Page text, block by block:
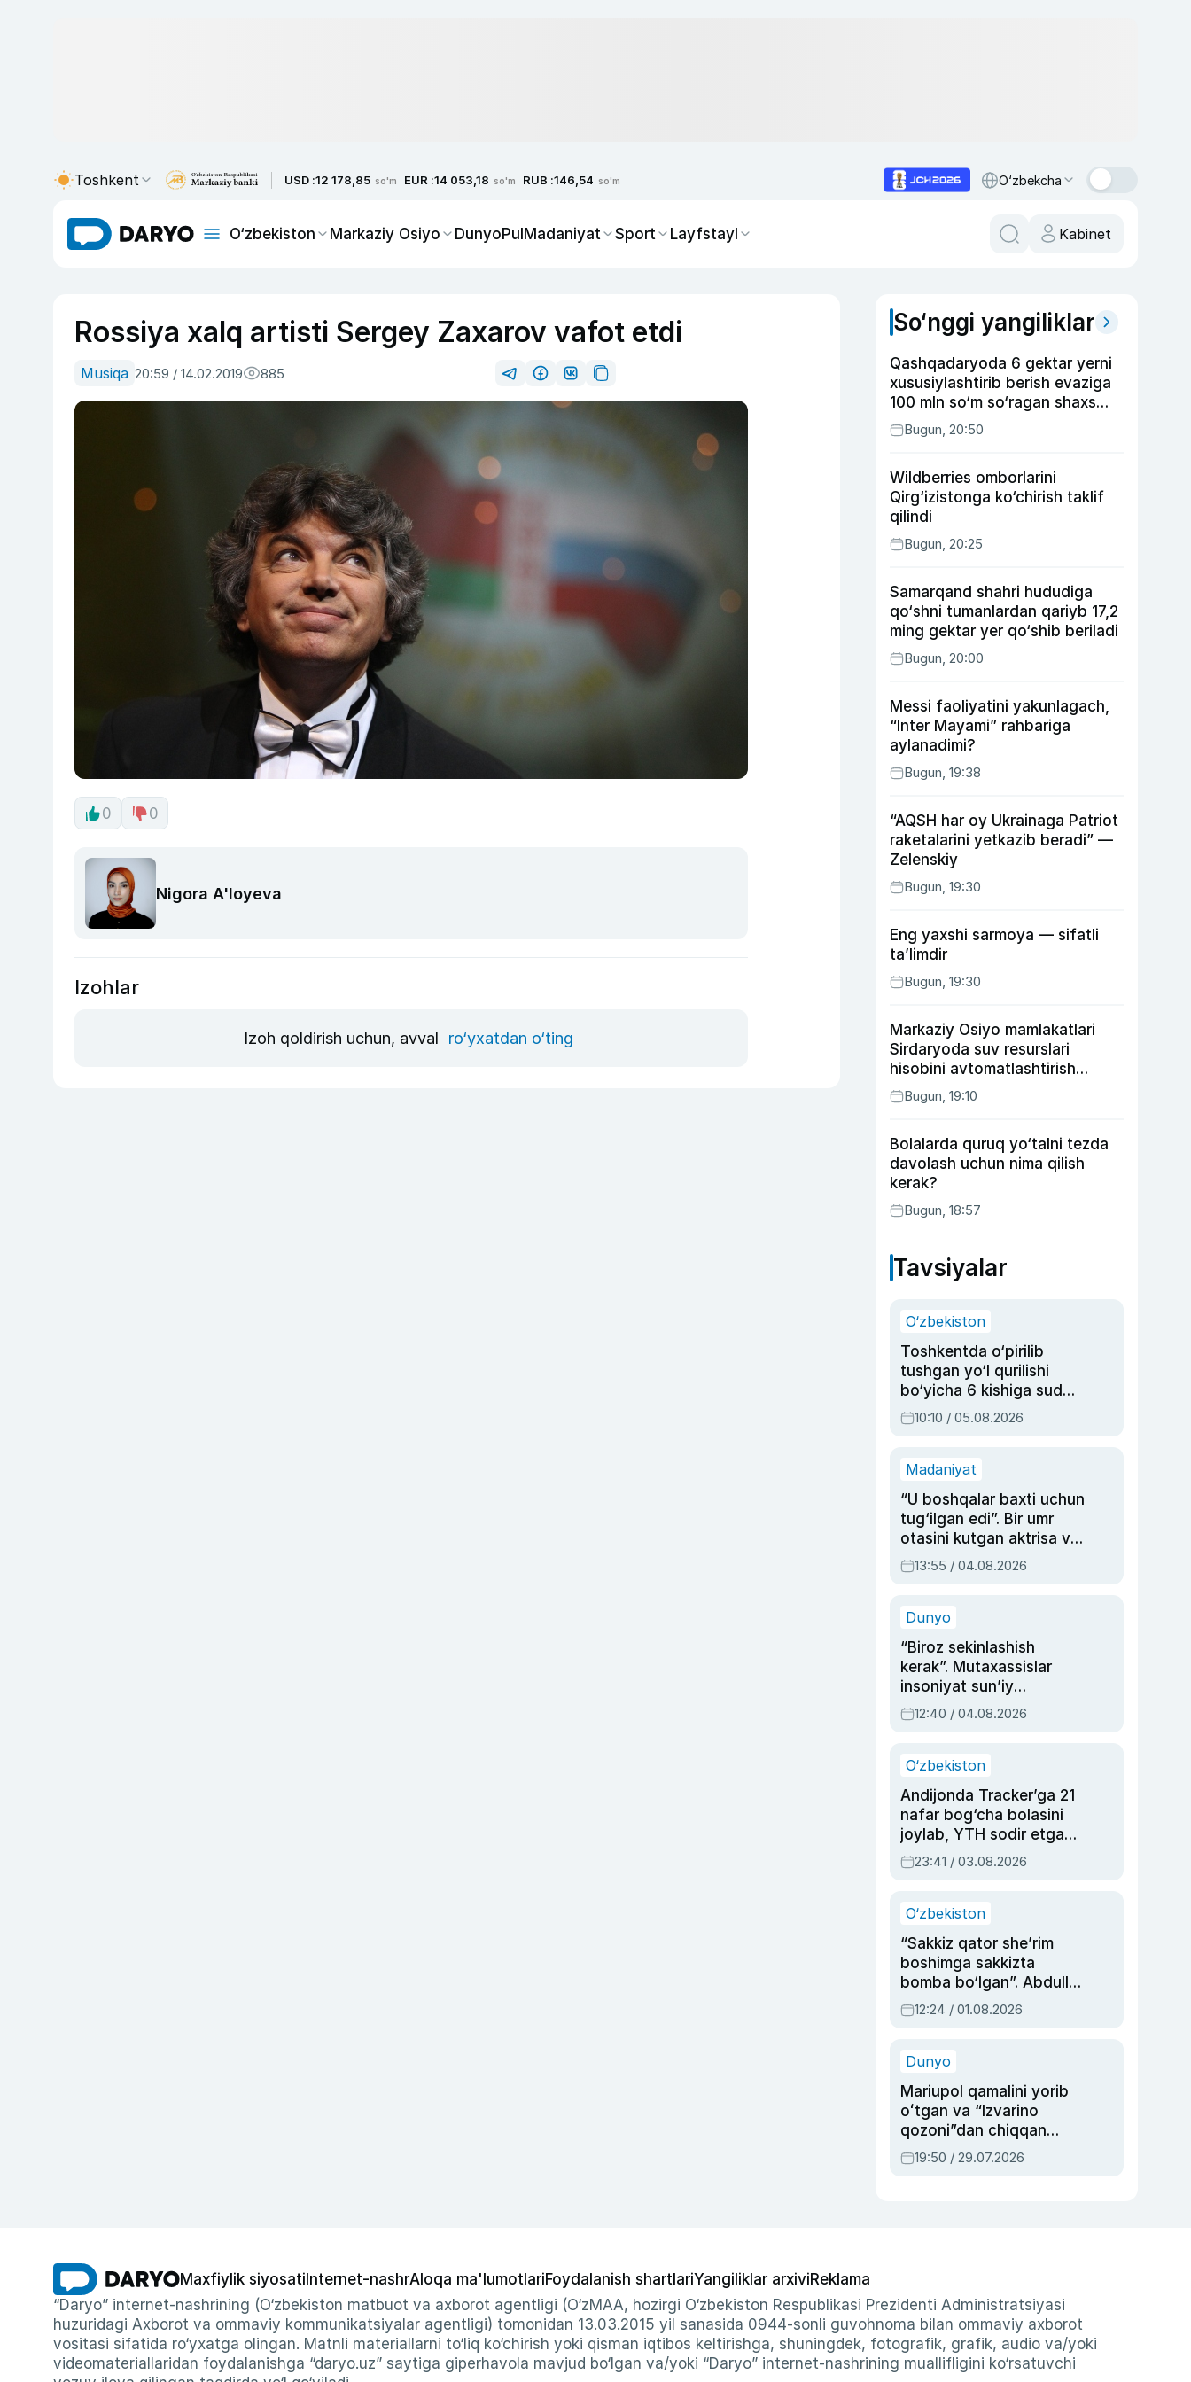
Toshkent USD :12 178,85 so'm EUR :14 053,18 so'm RUB :146,54 so'm O‘zbekcha
O‘zbekiston Markaziy Osiyo DunyoPulMadaniyat Sport Layfstayl Kabinet
Rossiya xalq artisti Sergey Zaxarov vafot etdi
Musiqa 20:59 / 14.02.2019 885
0 0
Nigora A'loyeva
Izohlar
Izoh qoldirish uchun, avval ro‘yxatdan o‘ting
So‘nggi yangiliklar
Qashqadaryoda 6 gektar yerni
xususiylashtirib berish evaziga
100 mln so‘m so‘ragan shaxs
ushlandi
Bugun, 20:50
Wildberries omborlarini
Qirg‘izistonga ko‘chirish taklif
qilindi
Bugun, 20:25
Samarqand shahri hududiga
qo‘shni tumanlardan qariyb 17,2
ming gektar yer qo‘shib beriladi
Bugun, 20:00
Messi faoliyatini yakunlagach,
“Inter Mayami” rahbariga
aylanadimi?
Bugun, 19:38
“AQSH har oy Ukrainaga Patriot
raketalarini yetkazib beradi” —
Zelenskiy
Bugun, 19:30
Eng yaxshi sarmoya — sifatli
ta’limdir
Bugun, 19:30
Markaziy Osiyo mamlakatlari
Sirdaryoda suv resurslari
hisobini avtomatlashtirish
rejasini ishlab chiqishni
ma’qulladi
Bugun, 19:10
Bolalarda quruq yo‘talni tezda
davolash uchun nima qilish
kerak?
Bugun, 18:57
Tavsiyalar
O‘zbekiston
Toshkentda o‘pirilib
tushgan yo‘l qurilishi
bo‘yicha 6 kishiga sud
hukmi o‘qildi
10:10 / 05.08.2026
Madaniyat
“U boshqalar baxti uchun
tug‘ilgan edi”. Bir umr
otasini kutgan aktrisa va
dublyaj ustasi Rimma
Ahmedovaning
13:55 / 04.08.2026
Dunyo
“Biroz sekinlashish
kerak”. Mutaxassislar
insoniyat sun’iy
intellektni boshqara
olmay qolishidan xavotir
12:40 / 04.08.2026
O‘zbekiston
Andijonda Tracker’ga 21
nafar bog‘cha bolasini
joylab, YTH sodir etgan
ayolga sud hukmi o‘qildi
23:41 / 03.08.2026
O‘zbekiston
“Sakkiz qator she’rim
boshimga sakkizta
bomba bo‘lgan”. Abdulla
Oripovni siyosiy
ayblovlardan asrab
12:24 / 01.08.2026
Dunyo
Mariupol qamalini yorib
oʻtgan va “Izvarino
qozoni”dan chiqqan
qahramon — Ukraina
armiyasi bosh
19:50 / 29.07.2026
Maxfiylik siyosati Internet-nashrAloqa ma'lumotlariFoydalanish shartlariYangiliklar arxiviReklama
“Daryo” internet-nashrining (O‘zbekiston matbuot va axborot agentligi (O‘zMAA, hozirgi O‘zbekiston Respublikasi Prezidenti Administratsiyasi
huzuridagi Axborot va ommaviy kommunikatsiyalar agentligi) tomonidan 13.03.2015 yil sanasida 0944-sonli guvohnoma bilan ommaviy axborot
vositasi sifatida ro‘yxatga olingan. Matnli materiallarni to‘liq ko‘chirish yoki qisman iqtibos keltirishga, shuningdek, fotografik, grafik, audio va/yoki
videomateriallaridan foydalanishga “daryo.uz” saytiga giperhavola mavjud bo‘lgan va/yoki “Daryo” internet-nashrining muallifligini ko‘rsatuvchi